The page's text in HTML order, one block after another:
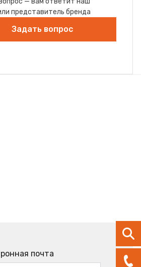
представитель бренда
Задать вопрос
почта